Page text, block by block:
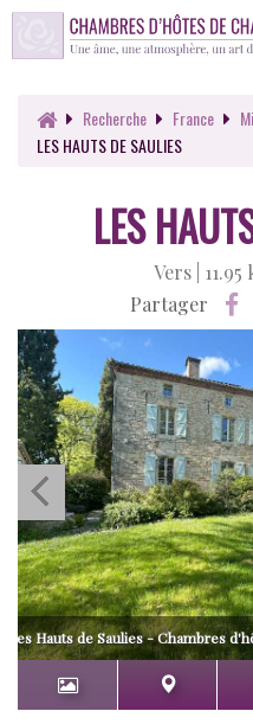
Recherche France
LES HAUTS DE SAULIES
LES
Vers |
Partager
Hauts de Saulies - Chambres